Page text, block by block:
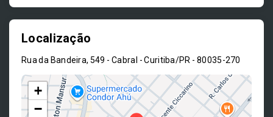
Localização
Rua da Bandeira, 549 - Cabral - Curitiba/PR - 80035-270
+
−